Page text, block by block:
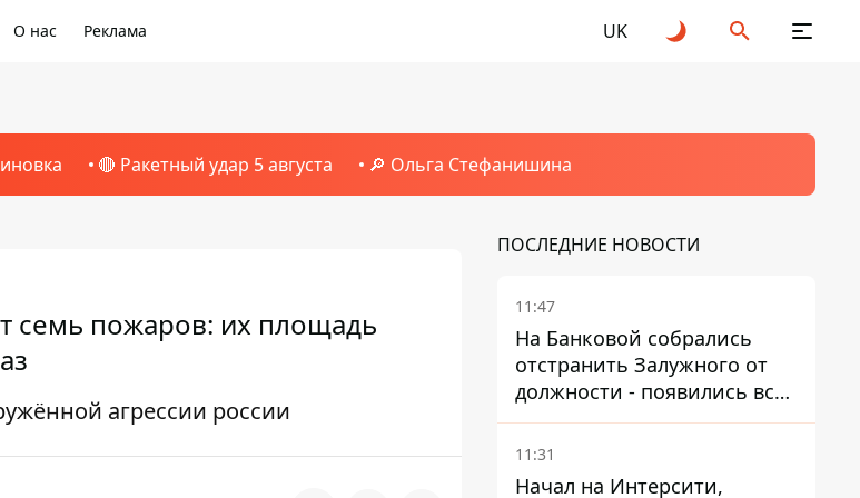
О нас Реклама UK
🔴 Ракетный удар 5 августа 🔎 Ольга Стефанишина
семь пожаров: их площадь
агрессии россии
ПОСЛЕДНИЕ НОВОСТИ
11:47
На Банковой собрались
отстранить Залужного от
должности - появились все
признаки
11:31
Начал на Интерсити,